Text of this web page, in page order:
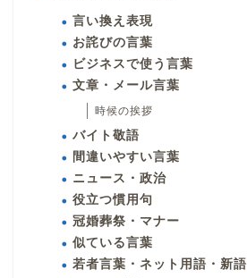
言い換え表現
お詫びの言葉
ビジネスで使う言葉
文章・メール言葉
時候の挨拶
バイト敬語
間違いやすい言葉
ニュース・政治
役立つ慣用句
冠婚葬祭・マナー
似ている言葉
若者言葉・ネット用語・新語